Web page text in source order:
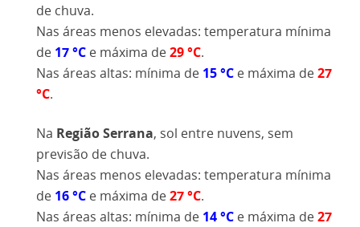
de chuva.
Nas áreas menos elevadas: temperatura mínima
de 17°C e máxima de29 °C.
Nas áreas altas: mínima de 15 °C e máxima de27
°C.
Na Região Serrana, sol entre nuvens, sem
previsão de chuva.
Nas áreas menos elevadas: temperatura mínima
de 16°C e máxima de27°C.
Nas áreas altas: mínima de 14 °C e máxima de27